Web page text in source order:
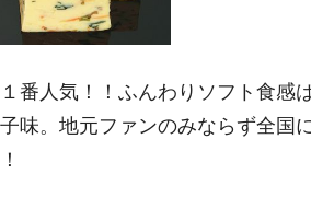
１番人気！！ふんわりソフト食感
味。地元ファンのみならず全国